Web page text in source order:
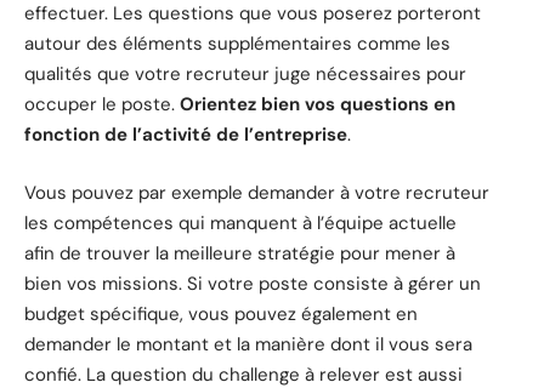
effectuer. Les questions que vous poserez porteront
autour des éléments supplémentaires comme les
qualités que votre recruteur juge nécessaires pour
occuper le poste. Orientez bien vos questions en
fonction de l’activité de l’entreprise.
Vous pouvez par exemple demander à votre recruteur
les compétences qui manquent à l’équipe actuelle
afin de trouver la meilleure stratégie pour mener à
bien vos missions. Si votre poste consiste à gérer un
budget spécifique, vous pouvez également en
demander le montant et la manière dont il vous sera
confié. La question du challenge à relever est aussi